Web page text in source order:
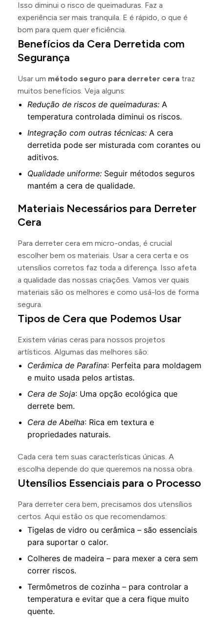
Isso diminui o risco de queimaduras. Faz a
experiência ser mais tranquila. E é rápido, o que é
bom para quem quer eficiência.
Benefícios da Cera Derretida com
Segurança
Usar um método seguro para derreter cera traz
muitos benefícios. Veja alguns:
Redução de riscos de queimaduras: A
temperatura controlada diminui os riscos.
Integração com outras técnicas: A cera
derretida pode ser misturada com corantes ou
aditivos.
Qualidade uniforme: Seguir métodos seguros
mantém a cera de qualidade.
Materiais Necessários para Derreter
Cera
Para derreter cera em micro-ondas, é crucial
escolher bem os materiais. Usar a cera certa e os
utensílios corretos faz toda a diferença. Isso afeta
a qualidade das nossas criações. Vamos ver quais
materiais são os melhores e como usá-los de forma
segura.
Tipos de Cera que Podemos Usar
Existem várias ceras para nossos projetos
artísticos. Algumas das melhores são:
Cerâmica de Parafina: Perfeita para moldagem
e muito usada pelos artistas.
Cera de Soja: Uma opção ecológica que
derrete bem.
Cera de Abelha: Rica em textura e
propriedades naturais.
Cada cera tem suas características únicas. A
escolha depende do que queremos na nossa obra.
Utensílios Essenciais para o Processo
Para derreter cera bem, precisamos dos utensílios
certos. Aqui estão os que recomendamos:
Tigelas de vidro ou cerâmica – são essenciais
para suportar o calor.
Colheres de madeira – para mexer a cera sem
correr riscos.
Termômetros de cozinha – para controlar a
temperatura e evitar que a cera fique muito
quente.